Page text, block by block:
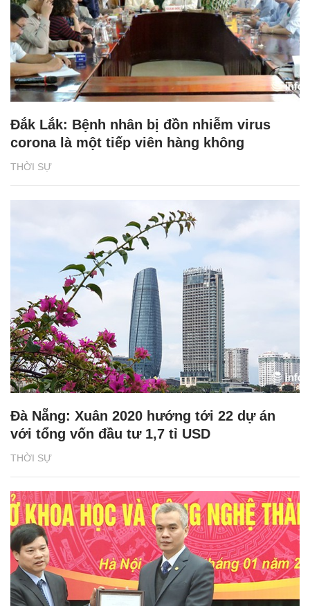
THỜI SỰ
Đắk Lắk: Bệnh nhân bị đồn nhiễm virus
corona là một tiếp viên hàng không
THỜI SỰ
Đà Nẵng: Xuân 2020 hướng tới 22 dự án
với tổng vốn đầu tư 1,7 tỉ USD